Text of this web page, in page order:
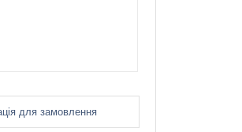
для замовлення